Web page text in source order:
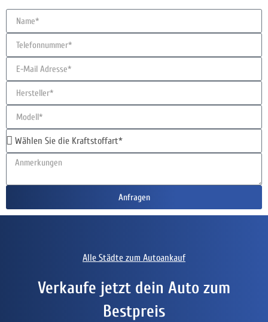
Anfragen
Alle Städte zum Autoankauf
Verkaufe jetzt dein Auto zum
Bestpreis